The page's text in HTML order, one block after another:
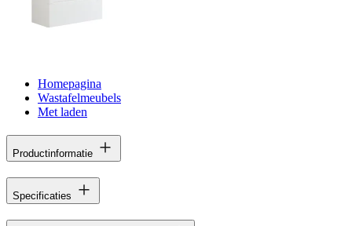
Homepagina
Wastafelmeubels
Met laden
Productinformatie
Specificaties